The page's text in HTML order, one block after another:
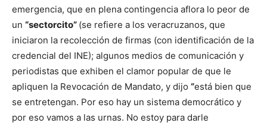
emergencia, que en plena contingencia aflora lo peor de
un “sectorcito” (se refiere a los veracruzanos, que
iniciaron la recolección de firmas (con identificación de la
credencial del INE); algunos medios de comunicación y
periodistas que exhiben el clamor popular de que le
apliquen la Revocación de Mandato, y dijo “está bien que
se entretengan. Por eso hay un sistema democrático y
por eso vamos a las urnas. No estoy para darle